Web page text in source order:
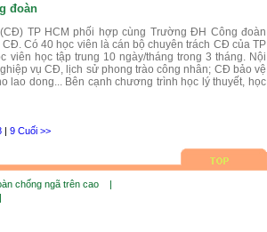
đoàn
TP HCM phối hợp cùng Trường ĐH Công đoàn
Có 40 học viên là cán bộ chuyên trách CĐ của TP
viên học tập trung 10 ngày/tháng trong 3 tháng. Nội
vụ CĐ, lịch sử phong trào công nhân; CĐ bảo vệ
lao dong... Bên cạnh chương trình học lý thuyết, học
| 9 Cuối >>
chống ngã trên cao |